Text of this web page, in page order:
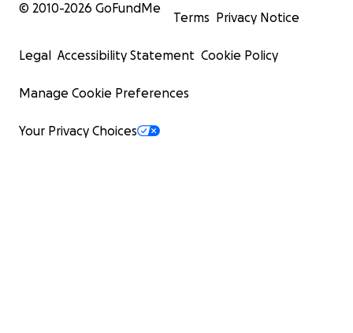
© 2010-2026 GoFundMe
Terms Privacy Notice
Legal Accessibility Statement Cookie Policy
Manage Cookie Preferences
Your Privacy Choices